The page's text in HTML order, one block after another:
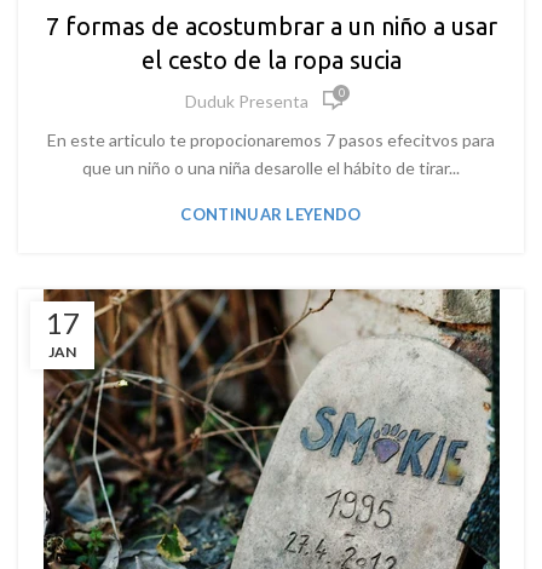
7 formas de acostumbrar a un niño a usar
el cesto de la ropa sucia
Duduk Presenta 0
En este articulo te propocionaremos 7 pasos efecitvos para
que un niño o una niña desarolle el hábito de tirar...
CONTINUAR LEYENDO
17
JAN